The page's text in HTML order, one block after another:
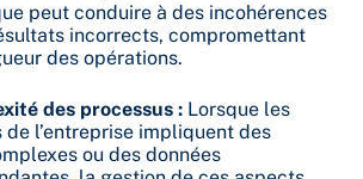
peut conduire à des incohérences
incorrects, compromettant
des opérations.
des processus : Lorsque les
de l’entreprise impliquent des
ou des données